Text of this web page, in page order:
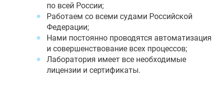
по всей России;
Работаем со всеми судами Российской
Федерации;
Нами постоянно проводятся автоматизация
и совершенствование всех процессов;
Лаборатория имеет все необходимые
лицензии и сертификаты.